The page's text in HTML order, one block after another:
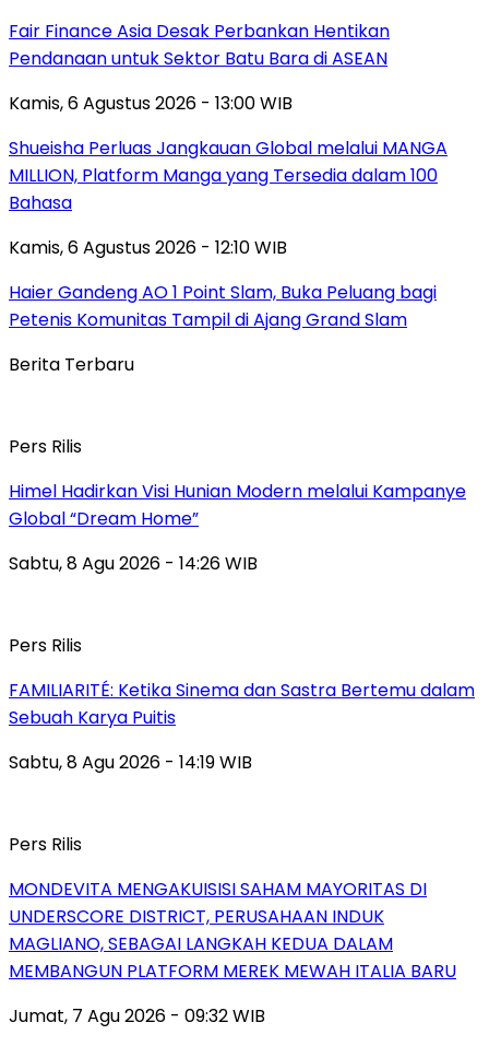
Fair Finance Asia Desak Perbankan Hentikan
Pendanaan untuk Sektor Batu Bara di ASEAN
Kamis, 6 Agustus 2026 - 13:00 WIB
Shueisha Perluas Jangkauan Global melalui MANGA
MILLION, Platform Manga yang Tersedia dalam 100
Bahasa
Kamis, 6 Agustus 2026 - 12:10 WIB
Haier Gandeng AO 1 Point Slam, Buka Peluang bagi
Petenis Komunitas Tampil di Ajang Grand Slam
Berita Terbaru
Pers Rilis
Himel Hadirkan Visi Hunian Modern melalui Kampanye
Global “Dream Home”
Sabtu, 8 Agu 2026 - 14:26 WIB
Pers Rilis
FAMILIARITÉ: Ketika Sinema dan Sastra Bertemu dalam
Sebuah Karya Puitis
Sabtu, 8 Agu 2026 - 14:19 WIB
Pers Rilis
MONDEVITA MENGAKUISISI SAHAM MAYORITAS DI
UNDERSCORE DISTRICT, PERUSAHAAN INDUK
MAGLIANO, SEBAGAI LANGKAH KEDUA DALAM
MEMBANGUN PLATFORM MEREK MEWAH ITALIA BARU
Jumat, 7 Agu 2026 - 09:32 WIB